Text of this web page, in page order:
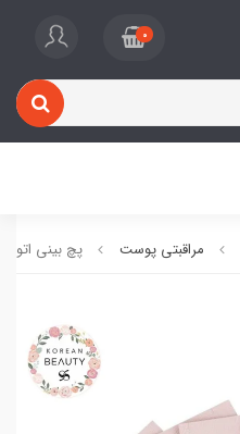
0
مراقبتی پوست پچ بینی